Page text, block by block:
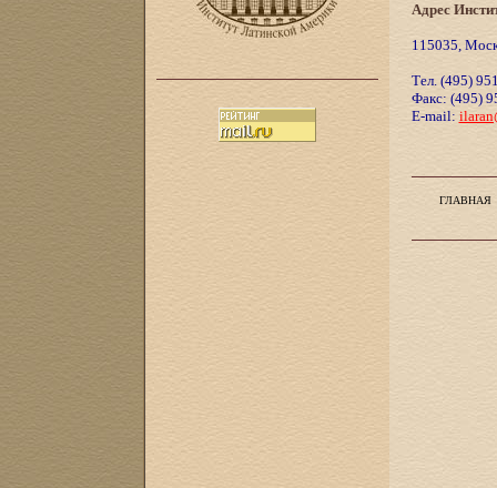
Адрес
115035,
Тел. (495)
Факс: (495)
E-mail:
ГЛАВНАЯ